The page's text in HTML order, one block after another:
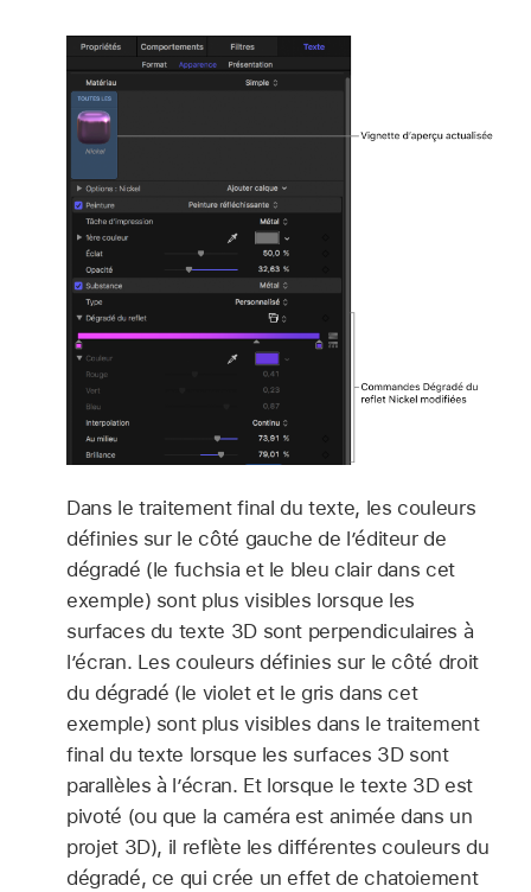
Dans le traitement final du texte, les couleurs
définies sur le côté gauche de l’éditeur de
dégradé (le fuchsia et le bleu clair dans cet
exemple) sont plus visibles lorsque les
surfaces du texte 3D sont perpendiculaires à
l’écran. Les couleurs définies sur le côté droit
du dégradé (le violet et le gris dans cet
exemple) sont plus visibles dans le traitement
final du texte lorsque les surfaces 3D sont
parallèles à l’écran. Et lorsque le texte 3D est
pivoté (ou que la caméra est animée dans un
projet 3D), il reflète les différentes couleurs du
dégradé, ce qui crée un effet de chatoiement